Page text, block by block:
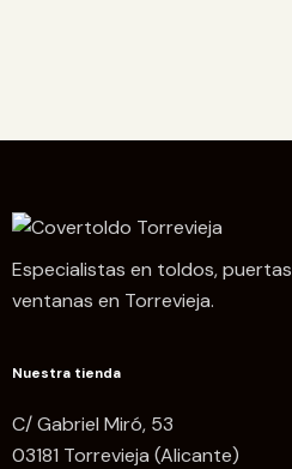
Especialistas en toldos,
ventanas en Torrevieja.
Nuestra tienda
C/ Gabriel Miró, 53
03181 Torrevieja (Alicante)